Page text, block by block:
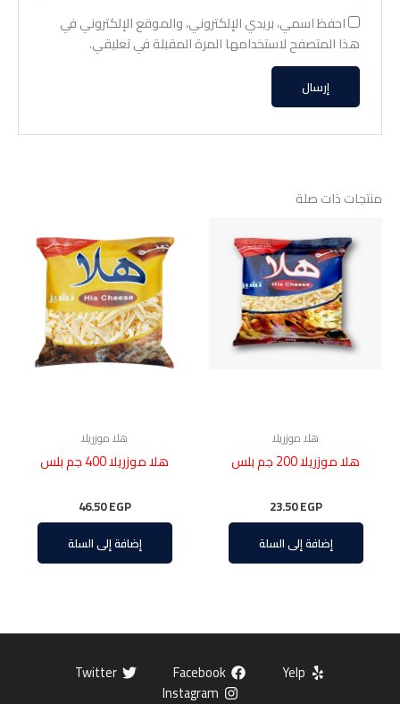
احفظ اسمي، بريدي الإلكتروني، والموقع الإلكتروني في
هذا المتصفح لاستخدامها المرة المقبلة في تعليقي.
منتجات ذات صلة
هلا موزريلا
هلا موزريلا 200 جم بلس
23.50EGP
إضافة إلى السلة
هلا موزريلا
هلا موزريلا 400 جم بلس
46.50EGP
إضافة إلى السلة
Yelp
Facebook
Twitter
Instagram